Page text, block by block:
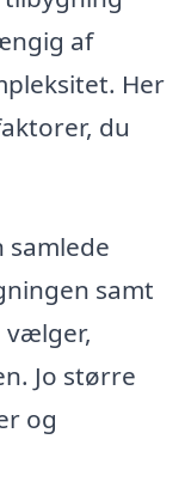
af
Her
du
samlede
samt
vælger,
Jo større
og